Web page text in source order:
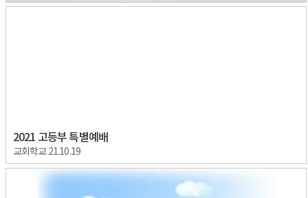
2021 고등부 특별예배
교회학교 21.10.19